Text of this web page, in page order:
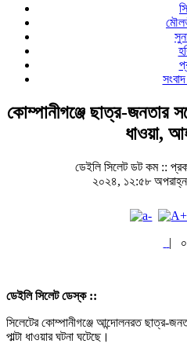
কোম্পানীগঞ্জে ছাত্র-জনতার
ধাওয়া,
ডেইলি সিলেট ডট কম ::
২০২৪, ১২:৫৮
| ০
ডেইলি সিলেট ডেস্ক ::
সিলেটের কোম্পানীগঞ্জে আন্দোলনরত ছাত্র-
পাল্টা ধাওয়ার ঘটনা ঘটেছে।